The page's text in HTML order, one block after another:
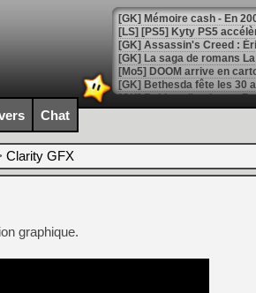
[Mo5] DOOM arrive en
[GK] Bethesda fête les 30
[GK] Roblox : l'action en
[GK] Agenda - GeForce
[LS] [PS5] ps5-y2jb-
[GK] Pourquoi Marvel
[GK] Test : Restory : Chill
[GK] GTA 6 : Rockstar
[GK] Hot Wheels Infinite
[GK] Mémoire cash -
[GK] Résultats Nintendo :
Chat
Clarity GFX
graphique.